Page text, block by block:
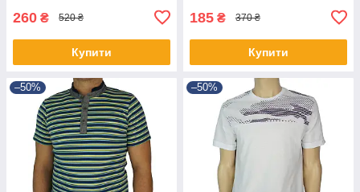
260 ₴ 520 ₴
Купити
185 ₴ 370 ₴
Купити
–50% –50%